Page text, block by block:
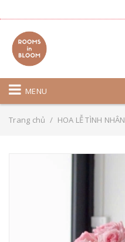
MENU
Trang chủ / HOA LỄ TÌNH NHÂN